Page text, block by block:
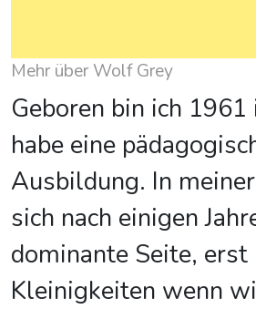
Mehr über Wolf Grey
Geboren bin ich 1961
habe eine
Ausbildung. In
sich nach einigen
dominante Seite, erst
Kleinigkeiten wenn